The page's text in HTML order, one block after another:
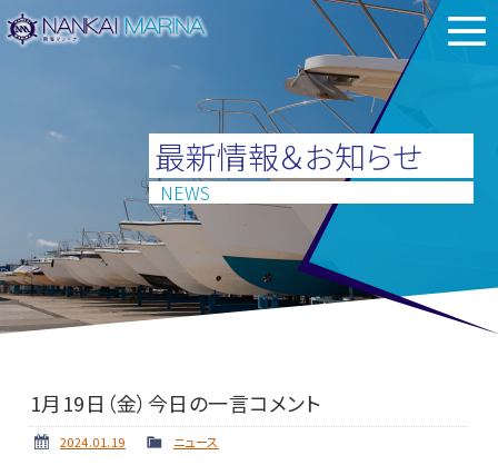
最新情報＆お知らせ
NEWS
1月19日（金）今日の一言コメント
2024.01.19 ニュース